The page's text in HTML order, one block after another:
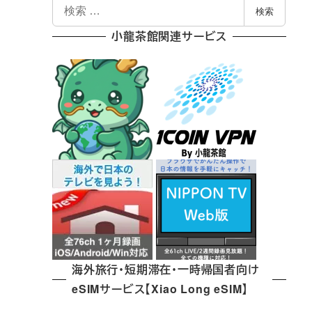
索
検索
小龍茶館関連サービス
海外旅行・短期滞在・一時帰国者向け
eSIMサービス【Xiao Long eSIM】